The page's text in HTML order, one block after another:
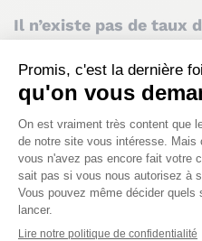
Il n’existe pas de taux
Le nombre de
surveillance doit tenir
l’importance des
des lieux.
La